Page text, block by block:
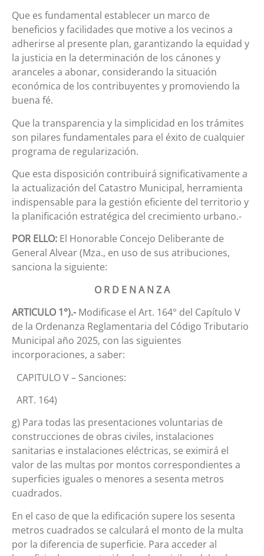
Que es fundamental establecer un marco de
beneficios y facilidades que motive a los vecinos a
adherirse al presente plan, garantizando la equidad y
la justicia en la determinación de los cánones y
aranceles a abonar, considerando la situación
económica de los contribuyentes y promoviendo la
buena fé.
Que la transparencia y la simplicidad en los trámites
son pilares fundamentales para el éxito de cualquier
programa de regularización.
Que esta disposición contribuirá significativamente a
la actualización del Catastro Municipal, herramienta
indispensable para la gestión eficiente del territorio y
la planificación estratégica del crecimiento urbano.-
POR ELLO: El Honorable Concejo Deliberante de
General Alvear (Mza., en uso de sus atribuciones,
sanciona la siguiente:
O R D E N A N Z A
ARTICULO 1°).-Modificase el Art. 164° del Capítulo V
de la Ordenanza Reglamentaria del Código Tributario
Municipal año 2025, con las siguientes
incorporaciones, a saber:
CAPITULO V – Sanciones:
ART. 164)
g) Para todas las presentaciones voluntarias de
construcciones de obras civiles, instalaciones
sanitarias e instalaciones eléctricas, se eximirá el
valor de las multas por montos correspondientes a
superficies iguales o menores a sesenta metros
cuadrados.
En el caso de que la edificación supere los sesenta
metros cuadrados se calculará el monto de la multa
por la diferencia de superficie. Para acceder al